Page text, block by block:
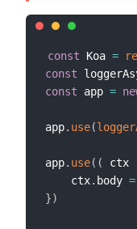
const Koa =
const
const app =
app. use(
app. use( ( ctx
    ctx
. body =
})